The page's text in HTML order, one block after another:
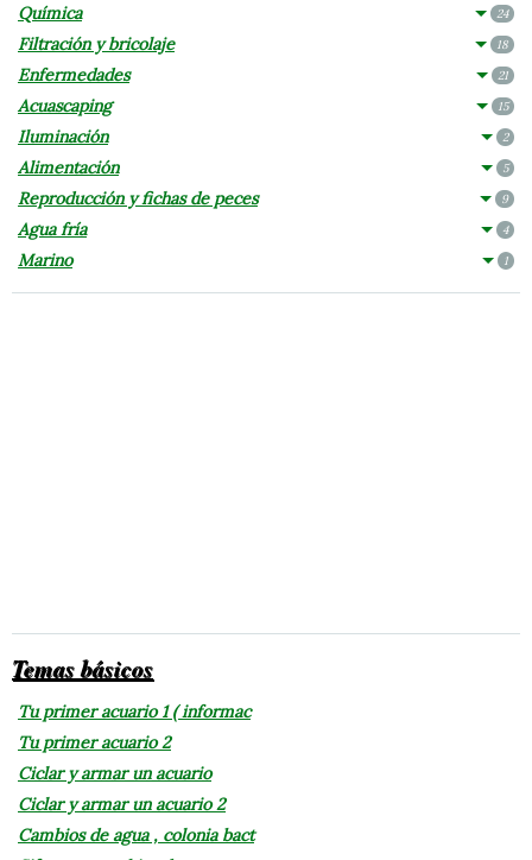
Química 24
Filtración y bricolaje 18
Enfermedades 21
Acuascaping 15
Iluminación 2
Alimentación 5
Reproducción y fichas de peces 9
Agua fría 4
Marino 1
Temas básicos
Tu primer acuario 1 ( informac
Tu primer acuario 2
Ciclar y armar un acuario
Ciclar y armar un acuario 2
Cambios de agua , colonia bact